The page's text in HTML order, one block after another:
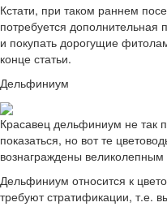
Кстати, при таком раннем
потребуется дополнительная
и покупать дорогущие
конце статьи.
Дельфиниум
Красавец дельфиниум не так
показаться, но вот те
вознаграждены
Дельфиниум относится к
требуют стратификации, т.е.